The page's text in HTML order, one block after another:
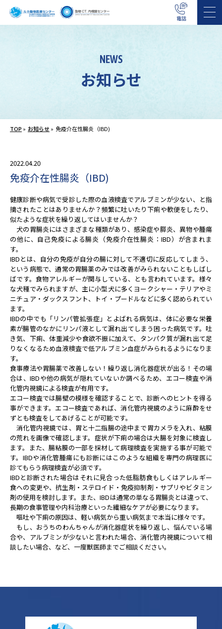
電話
NEWS
お知らせ
TOP » お知らせ » 免疫介在性腸炎（IBD)
2022.04.20
免疫介在性腸炎（IBD)
健康診断や病気で受診した際の血液検査でアルブミンが少ない、と指
摘されたことはありませんか？頻繁に吐いたり下痢や軟便をしたり、
似たような症状を繰り返してはいませんか？
犬の胃腸炎にはさまざまな種類があり、感染症や膵炎、異物や腫瘍
の他に、自己免疫による腸炎（免疫介在性腸炎：IBD）が含まれま
す。
IBDとは、自分の免疫が自分の腸に対して不適切に反応してしまう、
という病態で、通常の胃腸薬のみでは改善がみられないこともしばし
ばです。食物アレルギーが関与している、とも言われています。様々
な犬種でみられますが、主に小型犬に多くヨークシャー・テリアやミ
ニチュア・ダックスフント、トイ・プードルなどに多く認められてい
ます。
IBDの中でも「リンパ管拡張症」とよばれる病気は、体に必要な栄養
素が腸管のなかにリンパ液として漏れ出てしまう困った病気です。吐
き気、下痢、体重減少や食欲不振に加えて、タンパク質が漏れ出て足
りなくなるため血液検査で低アルブミン血症がみられるようになりま
す。
食事療法や胃腸薬で改善しない！繰り返し消化器症状が出る！その場
合は、IBDや他の病気が隠れていないか調べるため、エコー検査や消
化管内視鏡による検査が有用です。
エコー検査では腸壁の模様を確認することで、診断へのヒントを得る
事ができます。エコー検査であれば、消化管内視鏡のように麻酔をせ
ずとも検査をしてあげることが可能です。
消化管内視鏡では、胃と十二指腸の途中まで胃カメラを入れ、粘膜
の荒れを画像で確認します。症状が下痢の場合は大腸を対象に検査し
ます。また、腸粘膜の一部を採材して病理検査を実施する事が可能で
す。IBDや消化管腫瘍にも診断にはこのような組織を専門の病理医に
診てもらう病理検査が必須です。
IBDと診断された場合はそれに見合った低脂肪食もしくはアレルギー
食への変更や、抗生剤・ステロイド・免疫抑制剤・サプリやビタミン
剤の使用を検討します。また、IBDは通常の単なる胃腸炎とは違って、
長期の食事管理や内科治療といった繊細なケアが必要になります。
嘔吐や下痢の原因は、軽い病気から重い病気まで本当に様々です。
もし、おうちのわんちゃんが消化器症状を繰り返し、悩んでいる場
合や、アルブミンが少ないと言われた場合、消化管内視鏡について相
談したい場合、など、一度獣医師までご相談ください。